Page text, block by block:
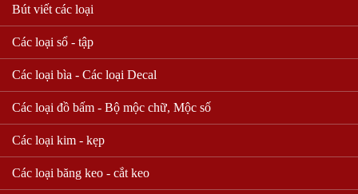
Bút viết các loại
Các loại sổ - tập
Các loại bìa - Các loại Decal
Các loại đồ bấm - Bộ mộc chữ, Mộc số
Các loại kim - kẹp
Các loại băng keo - cắt keo